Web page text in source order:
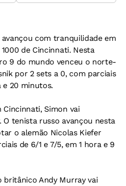
com tranquilidade em
de Cincinnati. Nesta
9 do mundo venceu o norte-
por 2 sets a 0, com parciais
e 20 minutos.
Cincinnati, Simon vai
O tenista russo avançou nesta
o alemão Nicolas Kiefer
de 6/1 e 7/5, em 1 hora e 9
britânico Andy Murray vai